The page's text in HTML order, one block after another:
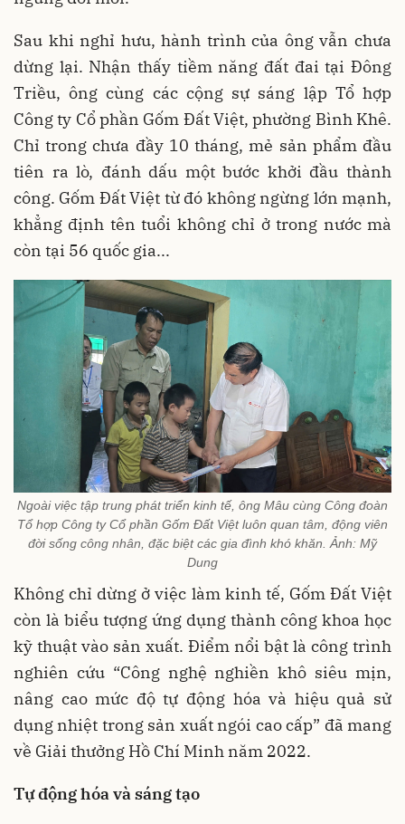
Sau khi nghỉ hưu, hành trình của ông vẫn chưa
dừng lại. Nhận thấy tiềm năng đất đai tại Đông
Triều, ông cùng các cộng sự sáng lập Tổ hợp
Công ty Cổ phần Gốm Đất Việt, phường Bình Khê.
Chỉ trong chưa đầy 10 tháng, mẻ sản phẩm đầu
tiên ra lò, đánh dấu một bước khởi đầu thành
công. Gốm Đất Việt từ đó không ngừng lớn mạnh,
khẳng định tên tuổi không chỉ ở trong nước mà
còn tại 56 quốc gia...
Ngoài việc tập trung phát triển kinh tế, ông Mâu cùng Công đoàn
Tổ hợp Công ty Cổ phần Gốm Đất Việt luôn quan tâm, động viên
đời sống công nhân, đặc biệt các gia đình khó khăn. Ảnh: Mỹ
Dung
Không chỉ dừng ở việc làm kinh tế, Gốm Đất Việt
còn là biểu tượng ứng dụng thành công khoa học
kỹ thuật vào sản xuất. Điểm nổi bật là công trình
nghiên cứu “Công nghệ nghiền khô siêu mịn,
nâng cao mức độ tự động hóa và hiệu quả sử
dụng nhiệt trong sản xuất ngói cao cấp” đã mang
về Giải thưởng Hồ Chí Minh năm 2022.
Tự động hóa và sáng tạo